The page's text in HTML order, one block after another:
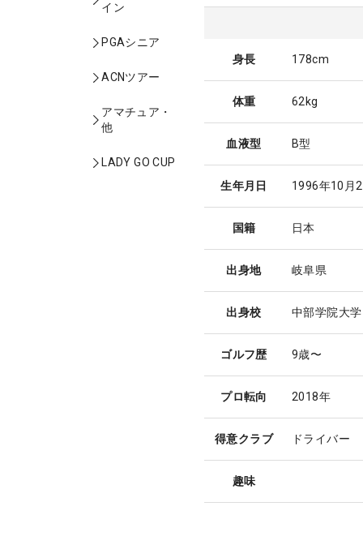
イン
PGAシニア
ACNツアー
アマチュア・
他
LADY GO CUP
身長 178cm
体重 62kg
血液型 B型
生年月日 1996年10月
国籍 日本
出身地 岐阜県
出身校 中部学院大学
ゴルフ歴 9歳〜
プロ転向 2018年
得意クラブ ドライバー
趣味